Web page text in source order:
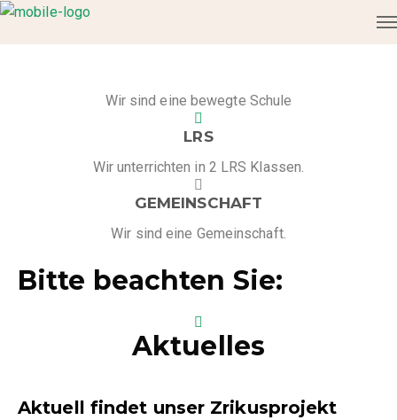
Wir sind eine bewegte Schule
LRS
Wir unterrichten in 2 LRS Klassen.
GEMEINSCHAFT
Wir sind eine Gemeinschaft.
Bitte beachten Sie:
Aktuelles
Aktuell findet unser Zrikusprojekt